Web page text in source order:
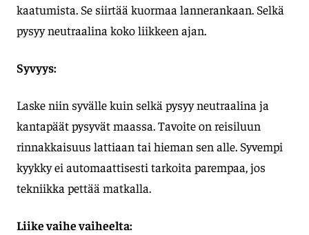
kaatumista. Se siirtää kuormaa lannerankaan. Selkä
pysyy neutraalina koko liikkeen ajan.
Syvyys:
Laske niin syvälle kuin selkä pysyy neutraalina ja
kantapäät pysyvät maassa. Tavoite on reisiluun
rinnakkaisuus lattiaan tai hieman sen alle. Syvempi
kyykky ei automaattisesti tarkoita parempaa, jos
tekniikka pettää matkalla.
Liike vaihe vaiheelta: